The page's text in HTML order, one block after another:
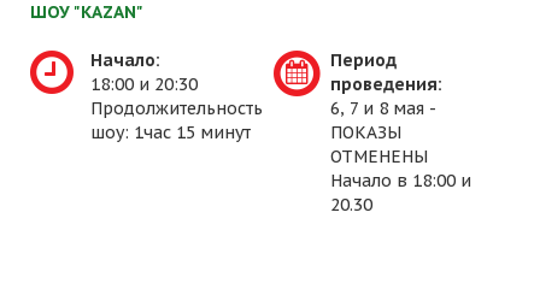
ШОУ "KAZAN"
Начало:
18:00 и 20:30
Продолжительность
шоу: 1час 15 минут
Период
проведения:
6, 7 и 8 мая -
ПОКАЗЫ
ОТМЕНЕНЫ
Начало в 18:00 и
20.30